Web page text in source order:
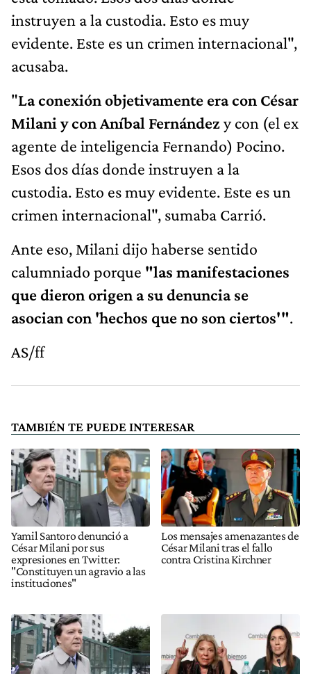
instruyen a la custodia. Esto es muy
evidente. Este es un crimen internacional",
acusaba.
"La conexión objetivamente era con César
Milani y con Aníbal Fernándezy con (el ex
agente de inteligencia Fernando) Pocino.
Esos dos días donde instruyen a la
custodia. Esto es muy evidente. Este es un
crimen internacional", sumaba Carrió.
Ante eso, Milani dijo haberse sentido
calumniado porque "las manifestaciones
que dieron origen a su denuncia se
asocian con 'hechos que no son ciertos'".
AS/ff
TAMBIÉN TE PUEDE INTERESAR
Yamil Santoro denunció a
César Milani por sus
expresiones en Twitter:
"Constituyen un agravio a las
instituciones"
Los mensajes amenazantes de
César Milani tras el fallo
contra Cristina Kirchner